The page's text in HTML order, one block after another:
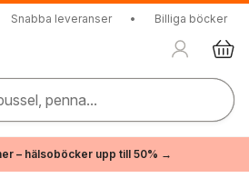
Snabba leveranser • Billiga böcker
penna...
– hälsoböcker upp till 50% →